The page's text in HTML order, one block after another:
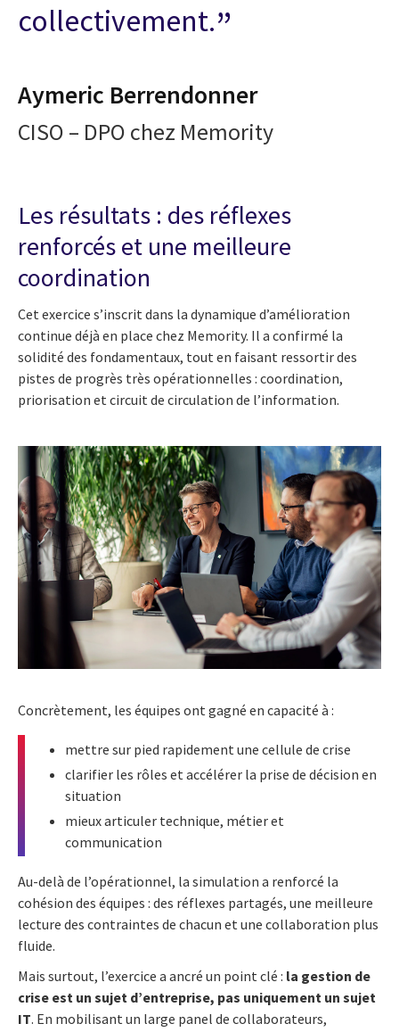
collectivement.
Aymeric Berrendonner
CISO – DPO chez Memority
Les résultats : des réflexes
renforcés et une meilleure
coordination
Cet exercice s’inscrit dans la dynamique d’amélioration
continue déjà en place chez Memority. Il a confirmé la
solidité des fondamentaux, tout en faisant ressortir des
pistes de progrès très opérationnelles : coordination,
priorisation et circuit de circulation de l’information.
Concrètement, les équipes ont gagné en capacité à :
mettre sur pied rapidement une cellule de crise
clarifier les rôles et accélérer la prise de décision en
situation
mieux articuler technique, métier et
communication
Au-delà de l’opérationnel, la simulation a renforcé la
cohésion des équipes : des réflexes partagés, une meilleure
lecture des contraintes de chacun et une collaboration plus
fluide.
Mais surtout, l’exercice a ancré un point clé : la gestion de
crise est un sujet d’entreprise, pas uniquement un sujet
IT. En mobilisant un large panel de collaborateurs,